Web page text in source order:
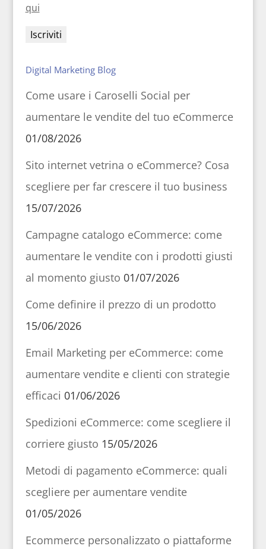
qui
Digital Marketing Blog
Come usare i Caroselli Social per
aumentare le vendite del tuo eCommerce
01/08/2026
Sito internet vetrina o eCommerce? Cosa
scegliere per far crescere il tuo business
15/07/2026
Campagne catalogo eCommerce: come
aumentare le vendite con i prodotti giusti
al momento giusto 01/07/2026
Come definire il prezzo di un prodotto
15/06/2026
Email Marketing per eCommerce: come
aumentare vendite e clienti con strategie
efficaci 01/06/2026
Spedizioni eCommerce: come scegliere il
corriere giusto 15/05/2026
Metodi di pagamento eCommerce: quali
scegliere per aumentare vendite
01/05/2026
Ecommerce personalizzato o piattaforme